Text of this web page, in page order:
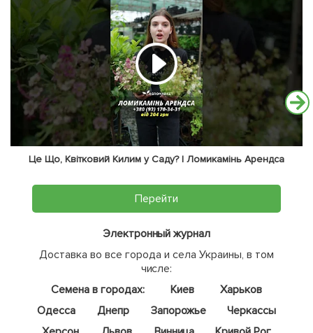
Це Що, Квітковий Килим у Саду? | Ломикамінь Арендса
Перейти
Электронный журнал
Доставка во все города и села Украины, в том
числе:
Семена в городах:
Киев
Харьков
Одесса
Днепр Запорожье
Черкассы